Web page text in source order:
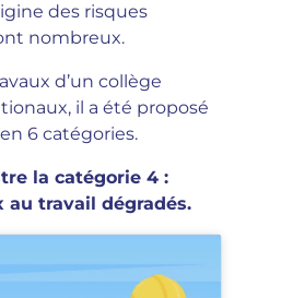
des risques
nombreux.
d’un collège
il a été proposé
6 catégories.
la catégorie 4 :
au travail dégradés.